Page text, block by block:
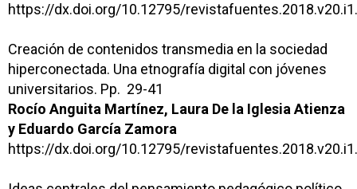
https://dx.doi.org/10.12795/
Creación de contenidos transmedia en la sociedad
hiperconectada. Una etnografía digital con jóvenes
universitarios. Pp. 29-41
Rocío Anguita Martínez, Laura De la Iglesia Atienza
y Eduardo García Zamora
https://dx.doi.org/10.12795/